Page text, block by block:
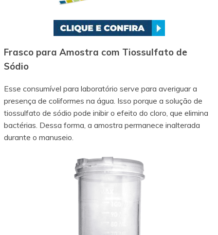
Frasco para Amostra com Tiossulfato de
Sódio
Esse consumível para laboratório serve para averiguar a
presença de coliformes na água. Isso porque a solução de
tiossulfato de sódio pode inibir o efeito do cloro, que elimina
bactérias. Dessa forma, a amostra permanece inalterada
durante o manuseio.